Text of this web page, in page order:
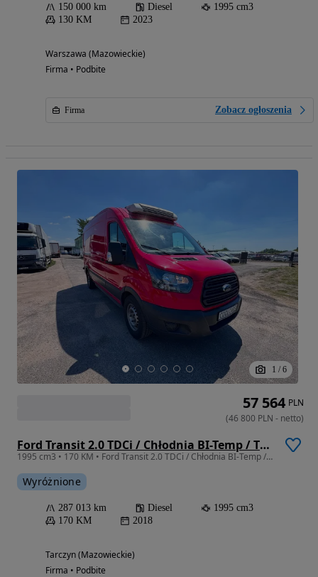
150 000 km Diesel
1995 cm3
130 KM
2023
Warszawa (Mazowieckie)
Firma • Podbite
Firma Zobacz ogłoszenia
1 / 6
Ford Transit 2.0 TDCi / Chłodnia BI-Temp / Thermo King V-300 MAX (276)
1995 cm3 • 170 KM • Ford Transit 2.0 TDCi / Chłodnia BI-Temp / Thermo King V-300 MAX (276)
Wyróżnione
287 013 km Diesel
1995 cm3
170 KM
2018
Tarczyn (Mazowieckie)
Firma • Podbite
57 564 PLN
(46 800 PLN - netto)